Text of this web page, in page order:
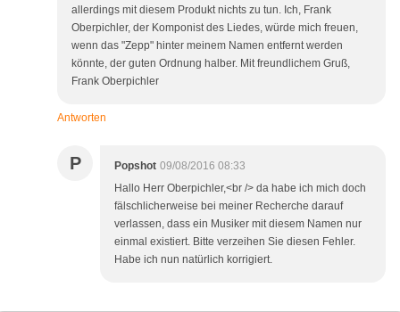
allerdings mit diesem Produkt nichts zu tun. Ich, Frank
Oberpichler, der Komponist des Liedes, würde mich freuen,
wenn das "Zepp" hinter meinem Namen entfernt werden
könnte, der guten Ordnung halber. Mit freundlichem Gruß,
Frank Oberpichler
Antworten
P Popshot 09/08/2016 08:33
Hallo Herr Oberpichler,<br /> da habe ich mich doch
fälschlicherweise bei meiner Recherche darauf
verlassen, dass ein Musiker mit diesem Namen nur
einmal existiert. Bitte verzeihen Sie diesen Fehler.
Habe ich nun natürlich korrigiert.